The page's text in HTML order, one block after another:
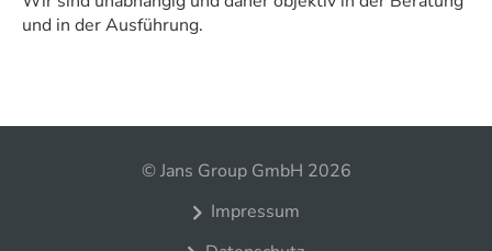
und in der Ausführung.
© Jans Group GmbH 2026
Impressum